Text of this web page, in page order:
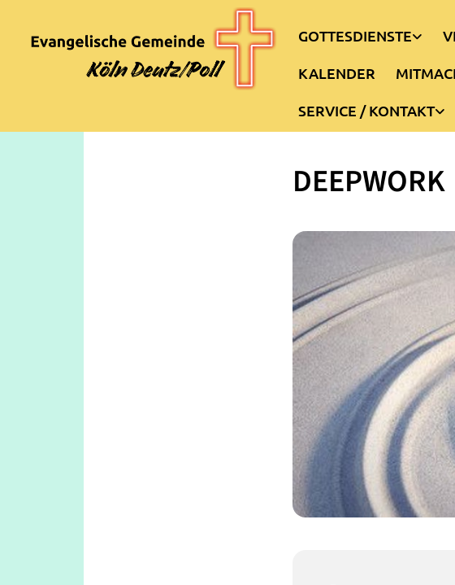
GOTTESDIENSTE
KALENDER
SERVICE / KONTAKT
DEEPWORK